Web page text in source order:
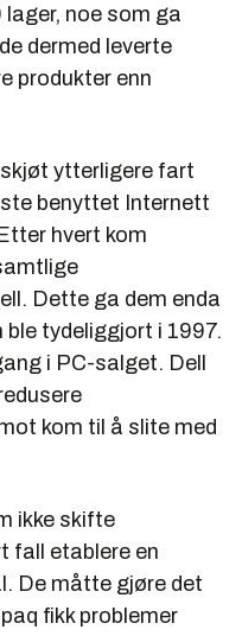
noe som ga
dermed leverte
produkter enn
ytterligere fart
benyttet Internett
hvert kom
Dette ga dem enda
ble tydeliggjort i 1997.
i PC-salget. Dell
kom til å slite med
ikke skifte
fall etablere en
De måtte gjøre det
fikk problemer